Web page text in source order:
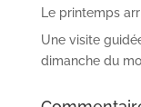
Le printemps
Une visite
dimanche du